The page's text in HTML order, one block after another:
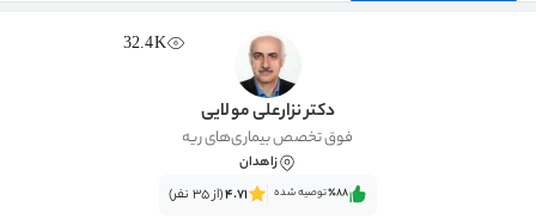
32.4K
دکتر نزارعلی مولایی
فوق تخصص بیماری‌های ریه
زاهدان
٪88‌‌‌توصیه شده 4.71(از 35 نفر)